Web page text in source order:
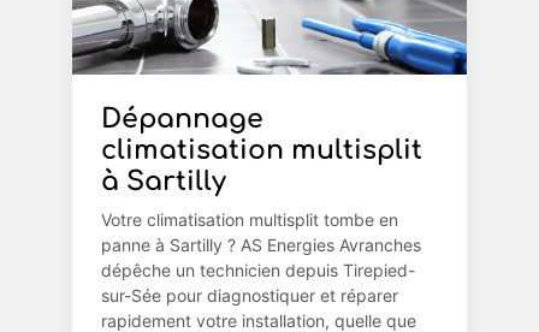
Dépannage
climatisation multisplit
à Sartilly
Votre climatisation multisplit tombe en
panne à Sartilly ? AS Energies Avranches
dépêche un technicien depuis Tirepied-
sur-Sée pour diagnostiquer et réparer
rapidement votre installation, quelle que